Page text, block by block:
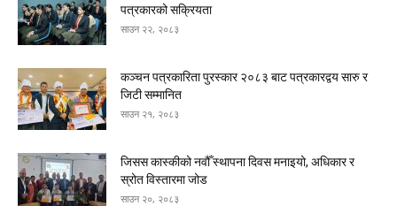
पत्रकारको सक्रियता
साउन २२, २०८३
कञ्चन पत्रकारिता पुरस्कार २०८३ बाट पत्रकारद्वय सारु र
जिटी सम्मानित
साउन २१, २०८३
जिसस कास्कीको नवौँ स्थापना दिवस मनाइयो, अधिकार र
स्रोत विस्तारमा जोड
साउन २०, २०८३